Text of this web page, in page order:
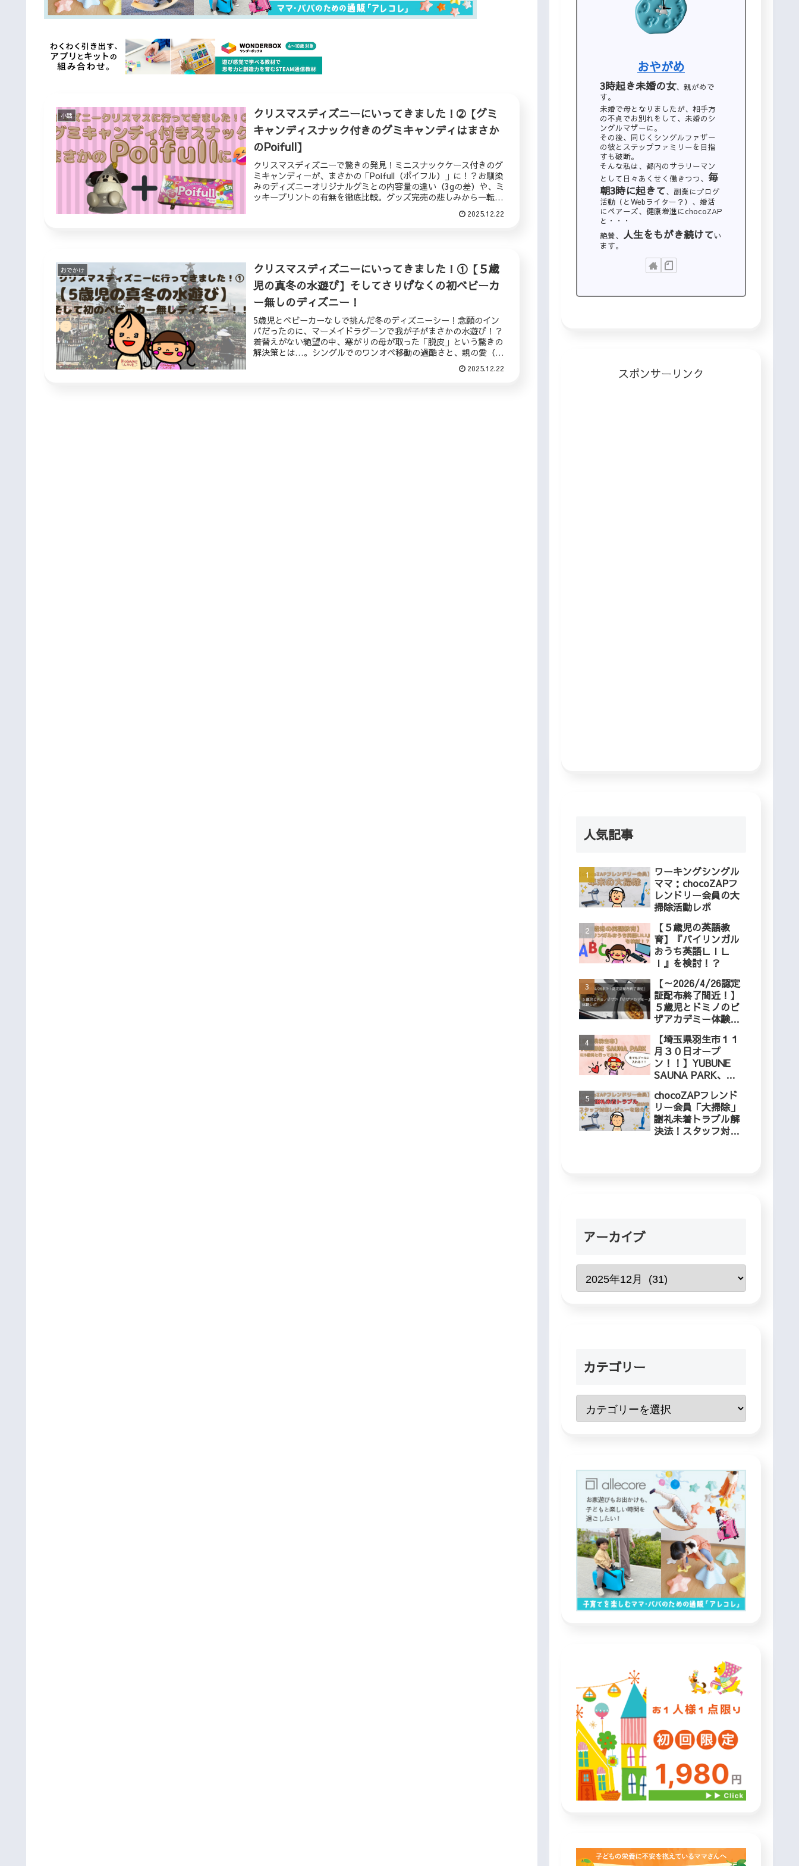
小話
クリスマスディズニーにいってきました！➁【グミ
キャンディスナック付きのグミキャンディはまさか
のPoifull】
クリスマスディズニーで驚きの発見！ミニスナックケース付きのグ
ミキャンディーが、まさかの「Poifull（ポイフル）」に！？お馴染
みのディズニーオリジナルグミとの内容量の違い（3gの差）や、ミ
ッキープリントの有無を徹底比較。グッズ完売の悲しみから一転、
企業の戦略やSDGsまで深掘りした、ファン必見の検証レポです。
2025.12.22
おでかけ
クリスマスディズニーにいってきました！①【５歳
児の真冬の水遊び】そしてさりげなくの初ベビーカ
ー無しのディズニー！
5歳児とベビーカーなしで挑んだ冬のディズニーシー！念願のイン
パだったのに、マーメイドラグーンで我が子がまさかの水遊び！？
着替えがない絶望の中、寒がりの母が取った「脱皮」という驚きの
解決策とは…。シングルでのワンオペ移動の過酷さと、親の愛（と
2025.12.22
おやがめ
3時起き未婚の女、親がめで
す。
未婚で母となりましたが、相手方
の不貞でお別れをして、未婚のシ
ングルマザーに。
その後、同じくシングルファザー
の彼とステップファミリーを目指
すも破断。
そんな私は、都内のサラリーマン
として日々あくせく働きつつ、 毎
朝3時に起きて、副業にブログ
活動（とWebライター？）、婚活
にペアーズ、健康増進にchocoZAP
と・・・
絶賛、 人生をもがき続けてい
ます。
スポンサーリンク
人気記事
ワーキングシングル
ママ：chocoZAPフ
レンドリー会員の大
掃除活動レポ
【５歳児の英語教
育】『バイリンガル
おうち英語ＬＩＬ
Ｉ』を検討！？
【～2026/4/26認定
証配布終了間近！】
５歳児とドミノのピ
ザアカデミー体験レ
【埼玉県羽生市１１
月３０日オープ
ン！！】YUBUNE
SAUNA PARK、冬
５歳児と行ってきま
した！
chocoZAPフレンド
リー会員「大掃除」
謝礼未着トラブル解
決法！スタッフ対応
アーカイブ
カテゴリー